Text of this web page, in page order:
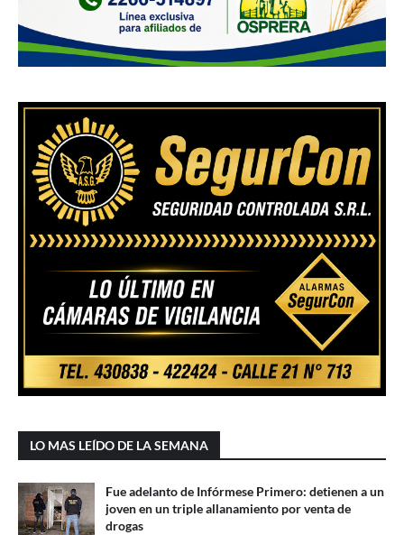
LO MAS LEÍDO DE LA SEMANA
Fue adelanto de Infórmese Primero: detienen a un
joven en un triple allanamiento por venta de
drogas